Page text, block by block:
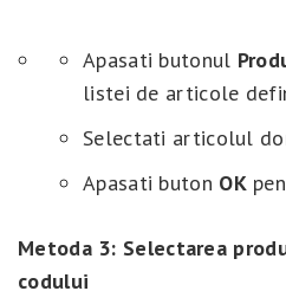
Apasati butonul
listei de articole
Selectati articolul
Apasati buton OK
Metoda 3: Selectarea
codului